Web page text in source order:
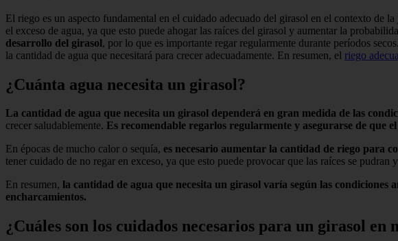
El riego es un aspecto fundamental en el cuidado adecuado del girasol en el contexto de la
el exceso de agua, ya que esto puede ahogar las raíces del girasol y aumentar la
desarrollo del girasol, por lo que es importante regar regularmente durante períodos
la cantidad de agua que necesitará para crecer adecuadamente. En resumen, el riego
¿Cuánta agua necesita un girasol?
La cantidad de agua que necesita un girasol dependerá en gran medida de las
crecer saludablemente. Es recomendable regarlos regularmente y asegurarse de que
En épocas de mucho calor o sequía, es necesario aumentar la cantidad de riego para
tener cuidado de no regar en exceso, ya que esto puede provocar que las raíces se pudran
En resumen, la cantidad de agua que necesita un girasol varía según las
encharcamientos.
¿Cuáles son los cuidados necesarios para un girasol en